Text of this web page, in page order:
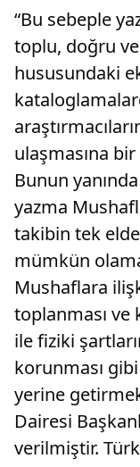
“Bu sebeple
toplu, doğru
hususundaki
ulaşmasına
Bunun
yazma
takibin tek
mümkün
Mushaflara
toplanması ve
ile fiziki
korunması
yerine
Dairesi
verilmiştir.